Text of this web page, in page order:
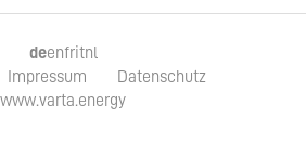
deenfritnl
Impressum
Datenschutz
www.varta.energy